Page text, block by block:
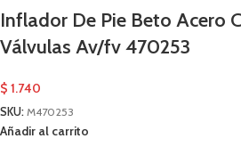
Inflador De Pie Beto Acero
Válvulas Av/fv 470253
$ 1.740
SKU: M470253
Añadir al carrito